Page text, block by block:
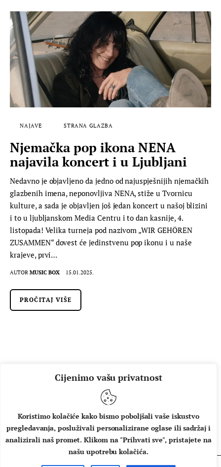
Cijenimo vašu privatnost
Koristimo kolačiće kako bismo poboljšali vaše iskustvo
pregledavanja, posluživali personalizirane oglase ili sadržaj i
analizirali naš promet. Klikom na "Prihvati sve", pristajete na
našu upotrebu kolačića.
NAJAVE STRANA GLAZBA
Njemačka pop ikona NENA
najavila koncert i u Ljubljani
Nedavno je objavljeno da jedno od najuspješnijih njemačkih
glazbenih imena, neponovljiva NENA, stiže u Tvornicu
kulture, a sada je objavljen još jedan koncert u našoj blizini
i to u ljubljanskom Media Centru i to dan kasnije, 4.
listopada! Velika turneja pod nazivom „WIR GEHÖREN
ZUSAMMEN“ dovest će jedinstvenu pop ikonu i u naše
krajeve, prvi…
AUTOR MUSIC BOX 15.01.2025.
PROČITAJ VIŠE
O NAMA IMPRESSUM UVJETI KORIŠTENJA